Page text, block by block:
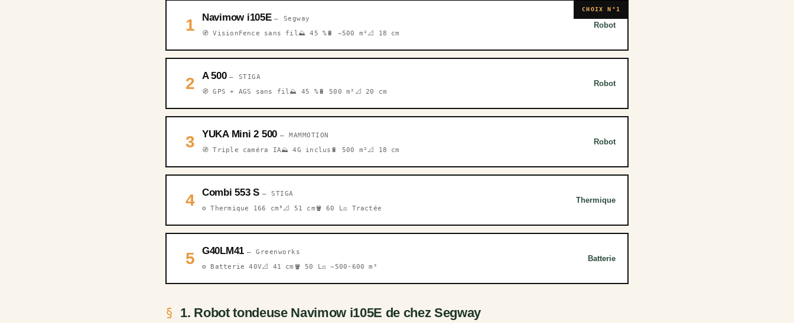
CHOIX N°1
1 Navimow i105E— Segway
🧭 VisionFence sans fil⛰️ 45 %🔋 ~500 m²📐 18 cm
Robot
2 A 500— STIGA
🧭 GPS + AGS sans fil⛰️ 45 %🔋 500 m² 📐 20 cm
Robot
3 YUKA Mini 2 500 — MAMMOTION
🧭 Triple caméra IA⛰️ 4G inclus 🔋 500 m²📐 18 cm
Robot
4 Combi 553 S — STIGA
⚙️ Thermique 166 cm³📐 51 cm🪣 60 L⚖️ Tractée
Thermique
5 G40LM41 — Greenworks
⚙️ Batterie 40V📐 41 cm 🪣 50 L⚖️ ~500-600 m²
Batterie
1. Robot tondeuse Navimow i105E de chez Segway